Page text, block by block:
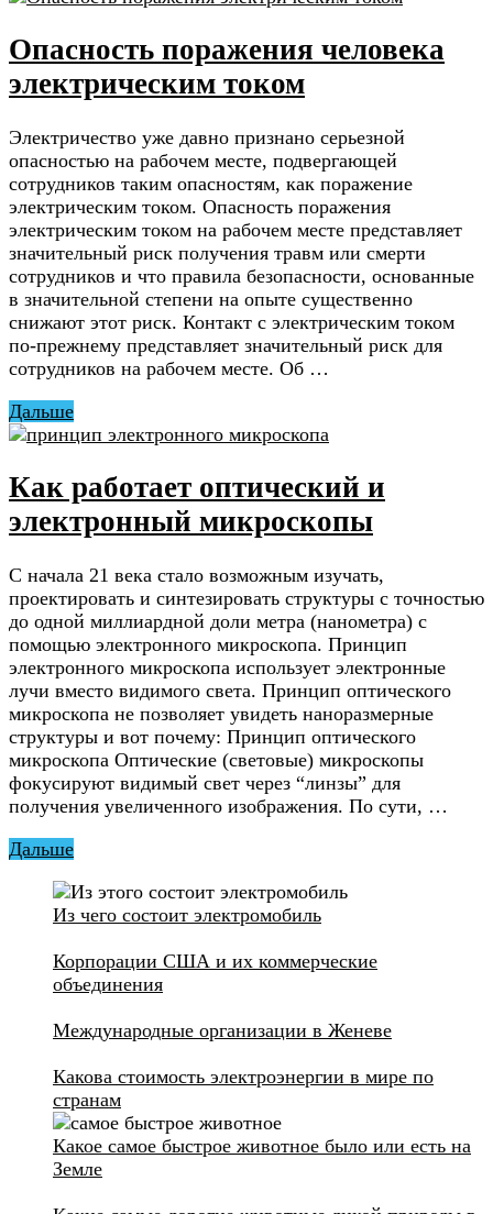
Опасность поражения человека
электрическим током
Электричество уже давно признано серьезной
опасностью на рабочем месте, подвергающей
сотрудников таким опасностям, как поражение
электрическим током. Опасность поражения
электрическим током на рабочем месте представляет
значительный риск получения травм или смерти
сотрудников и что правила безопасности, основанные
в значительной степени на опыте существенно
снижают этот риск. Контакт с электрическим током
по-прежнему представляет значительный риск для
сотрудников на рабочем месте. Об …
Дальше
Как работает оптический и
электронный микроскопы
С начала 21 века стало возможным изучать,
проектировать и синтезировать структуры с точностью
до одной миллиардной доли метра (нанометра) с
помощью электронного микроскопа. Принцип
электронного микроскопа использует электронные
лучи вместо видимого света. Принцип оптического
микроскопа не позволяет увидеть наноразмерные
структуры и вот почему: Принцип оптического
микроскопа Оптические (световые) микроскопы
фокусируют видимый свет через “линзы” для
получения увеличенного изображения. По сути, …
Дальше
Из чего состоит электромобиль
Корпорации США и их коммерческие
объединения
Международные организации в Женеве
Какова стоимость электроэнергии в мире по
странам
Какое самое быстрое животное было или есть на
Земле